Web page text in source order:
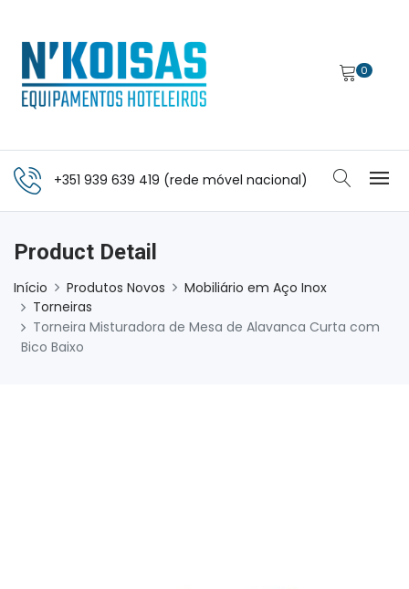
0
+351 939 639 419 (rede móvel nacional)
Product Detail
Início Produtos Novos
Mobiliário em Aço Inox
Torneiras
Torneira Misturadora de Mesa de Alavanca Curta com
Bico Baixo